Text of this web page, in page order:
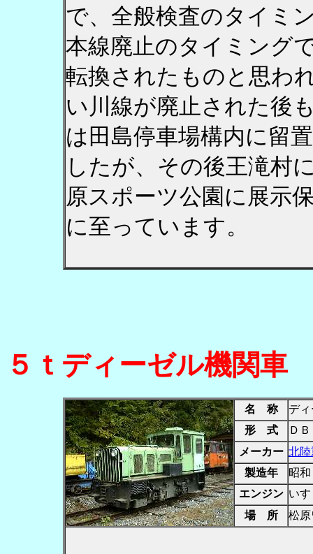
で、全般検査のタイミ
本線廃止のタイミング
転換されたものと思わ
い川線が廃止された後
は田島停車場構内に留
したが、その後王滝村
原スポーツ公園に展示
に至っています。
５ｔディーゼル機関車
名 称
デ
形 式
Ｄ
メーカー 北
製造年
昭
エンジン い
場 所
松